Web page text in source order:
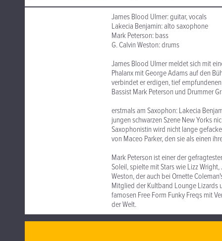
James Blood Ulmer: guitar, vocals
Lakecia Benjamin: alto saxophone
Mark Peterson: bass
G. Calvin Weston: drums
James Blood Ulmer meldet sich mit
Phalanx mit George Adams auf den
verbindet er erdigen, tief
Bassist Mark Peterson und Drummer
erstmals am Saxophon: Lakecia
jungen schwarzen Szene New Yorks
Saxophonistin wird nicht lange
von Maceo Parker, den sie als einen
Mark Peterson ist einer der
Soleil, spielte mit Stars wie Lizz
Weston, der auch bei Ornette
Mitglied der Kultband Lounge Lizards
famosen Free Form Funky Freqs mit
der Welt.